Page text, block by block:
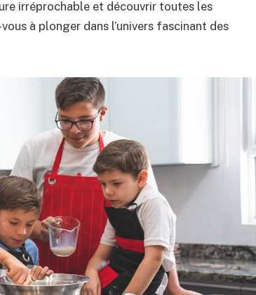
irréprochable et découvrir toutes les
à plonger dans l’univers fascinant des